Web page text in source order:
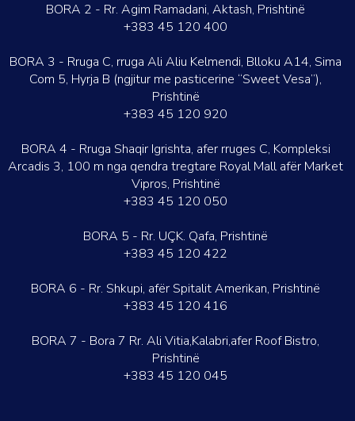
BORA 2 - Rr. Agim Ramadani, Aktash, Prishtinë
+383 45 120 400
BORA 3 - Rruga C, rruga Ali Aliu Kelmendi, Blloku A14, Sima
Com 5, Hyrja B (ngjitur me pasticerine “Sweet Vesa”),
Prishtinë
+383 45 120 920
BORA 4 - Rruga Shaqir Igrishta, afer rruges C, Kompleksi
Arcadis 3, 100 m nga qendra tregtare Royal Mall afër Market
Vipros, Prishtinë
+383 45 120 050
BORA 5 - Rr. UÇK. Qafa, Prishtinë
+383 45 120 422
BORA 6 - Rr. Shkupi, afër Spitalit Amerikan, Prishtinë
+383 45 120 416
BORA 7 - Bora 7 Rr. Ali Vitia,Kalabri,afer Roof Bistro,
Prishtinë
+383 45 120 045